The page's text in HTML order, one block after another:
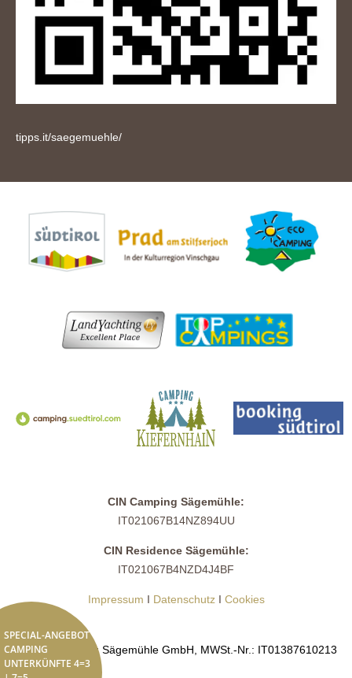
SPECIAL-ANGEBOT
CAMPING
UNTERKÜNFTE 4=3
tipps.it/saegemuehle/
CIN Camping Sägemühle:
IT021067B14NZ894UU
CIN Residence Sägemühle:
IT021067B4NZD4J4BF
Impressum I DatenschutzI Cookies
© 2026 Camping Sägemühle GmbH, MWSt.-Nr.: IT01387610213